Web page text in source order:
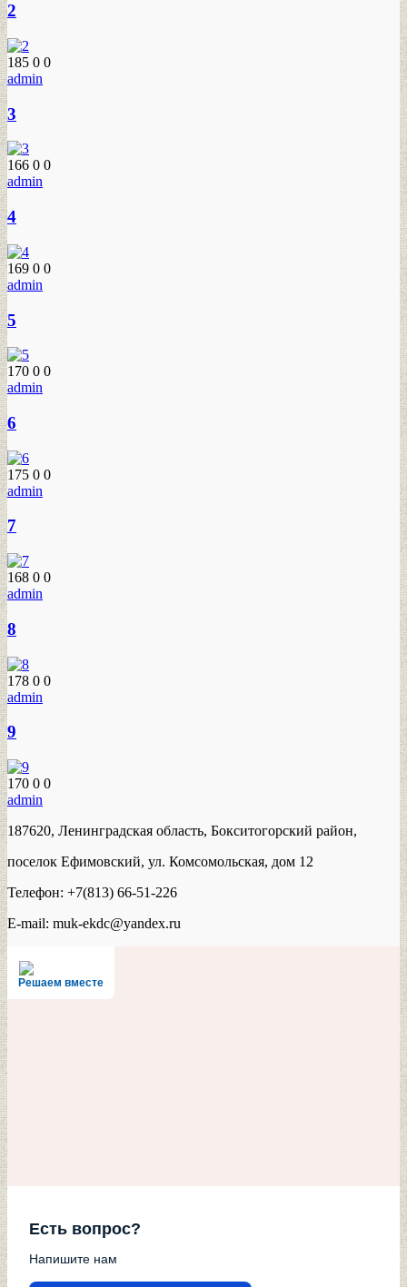
2
185 0 0
admin
3
166 0 0
admin
4
169 0 0
admin
5
170 0 0
admin
6
175 0 0
admin
7
168 0 0
admin
8
178 0 0
admin
9
170 0 0
admin
187620, Ленинградская область, Бокситогорский район,
поселок Ефимовский, ул. Комсомольская, дом 12
Телефон: +7(813) 66-51-226
E-mail: muk-ekdc@yandex.ru
Решаем вместе
Есть вопрос?
Напишите нам